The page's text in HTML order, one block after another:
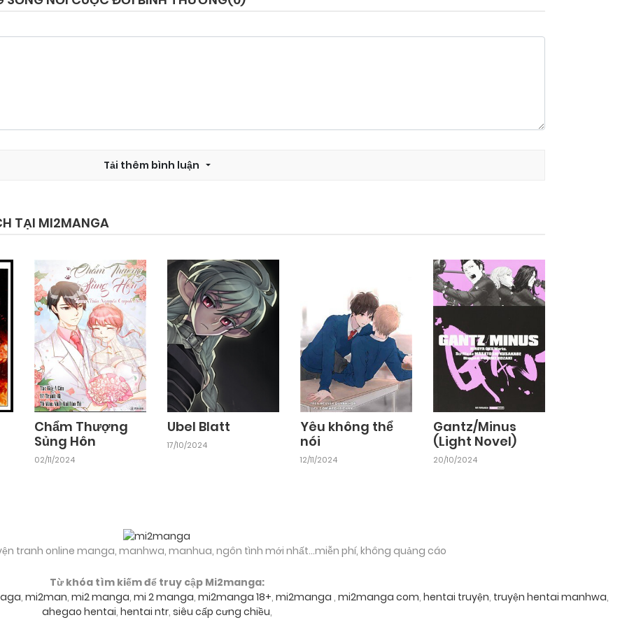
Chapter 184
Chapter 180 19/02/2026
Chapter 178 19/02/2026
Chapter 176
Chapter 174 19/02/2026
Chapter 168 19/02/2026
Chapter 166 19/02/2026
Tải thêm bình luận
TẠI MI2MANGA
Chẩm Thượng
Sủng Hôn
02/11/2024
Ubel Blatt
17/10/2024
Yêu không thể
nói
12/11/2024
Gantz/Minus
(Light Novel)
20/10/2024
tranh online manga, manhwa, manhua, ngôn tình mới nhất...miễn phí, không quảng cáo
Từ khóa tìm kiếm để truy cập Mi2manga:
, mi2man, mi2 manga, mi 2 manga, mi2manga 18+, mi2manga , mi2manga com, hentai truyện, truyện hentai manhwa,
ahegao hentai, hentai ntr, siêu cấp cưng chiều,